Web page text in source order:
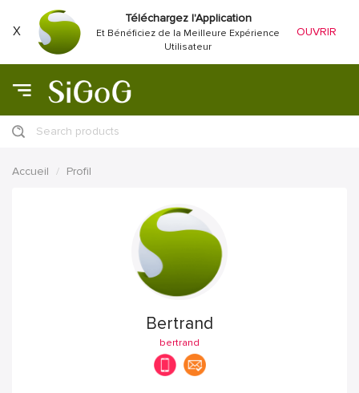
X
Téléchargez l'Application
Et Bénéficiez de la Meilleure Expérience
Utilisateur
OUVRIR
Search products
Accueil Profil
Bertrand
bertrand